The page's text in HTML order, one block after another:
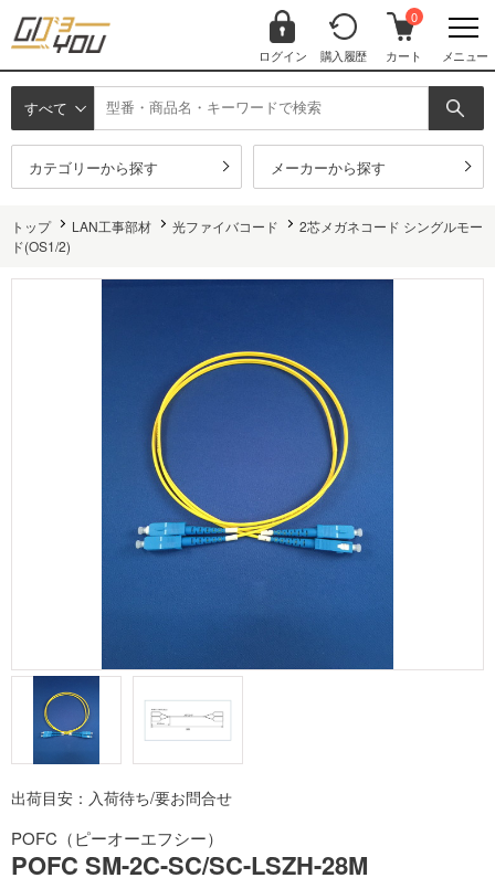
ログイン 購入履歴
0
カート メニュー
すべて
カテゴリーから探す メーカーから探す
トップ LAN工事部材 光ファイバコード
2芯メガネコード シングルモー
ド(OS1/2)
出荷目安：入荷待ち/要お問合せ
POFC（ピーオーエフシー）
POFC SM-2C-SC/SC-LSZH-28M